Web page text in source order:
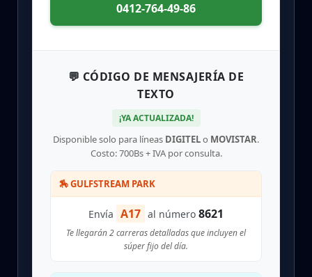
0412-764-49-86
💬 CÓDIGO DE MENSAJERÍA DE
TEXTO
¡YA ACTUALIZADA!
Disponible solo para líneas DIGITELo MOVISTAR.
Costo: 700Bs + IVA por consulta.
🏇 GULFSTREAM PARK
Envía A17 al número 8621
Te llegarán 2 carreras detalladas que incluyen el
súper fijo del día.